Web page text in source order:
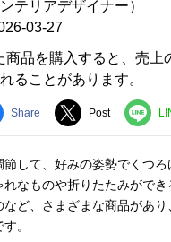
テリアデザイナー）
03-27
品を購入すると、売上
ることがあります。
Share Post
して、好みの姿勢でくつろ
れなものや折りたたみができ
など、さまざまな商品があ
。